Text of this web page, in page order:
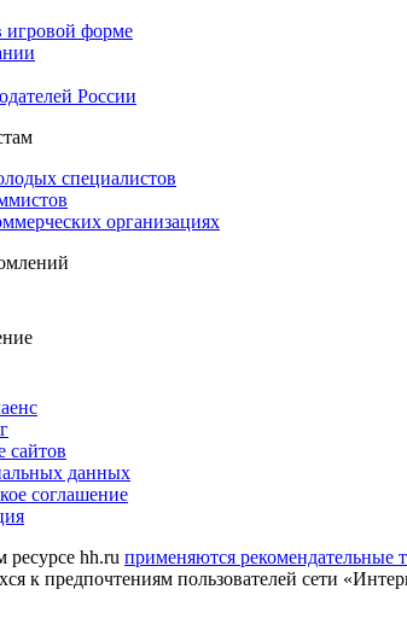
форме
России
специалистов
организациях
сайтов
данных
соглашение
hh.ru применяются рекомендательные
к предпочтениям пользователей сети